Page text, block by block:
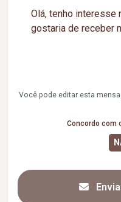
Você pode editar esta
Concordo com